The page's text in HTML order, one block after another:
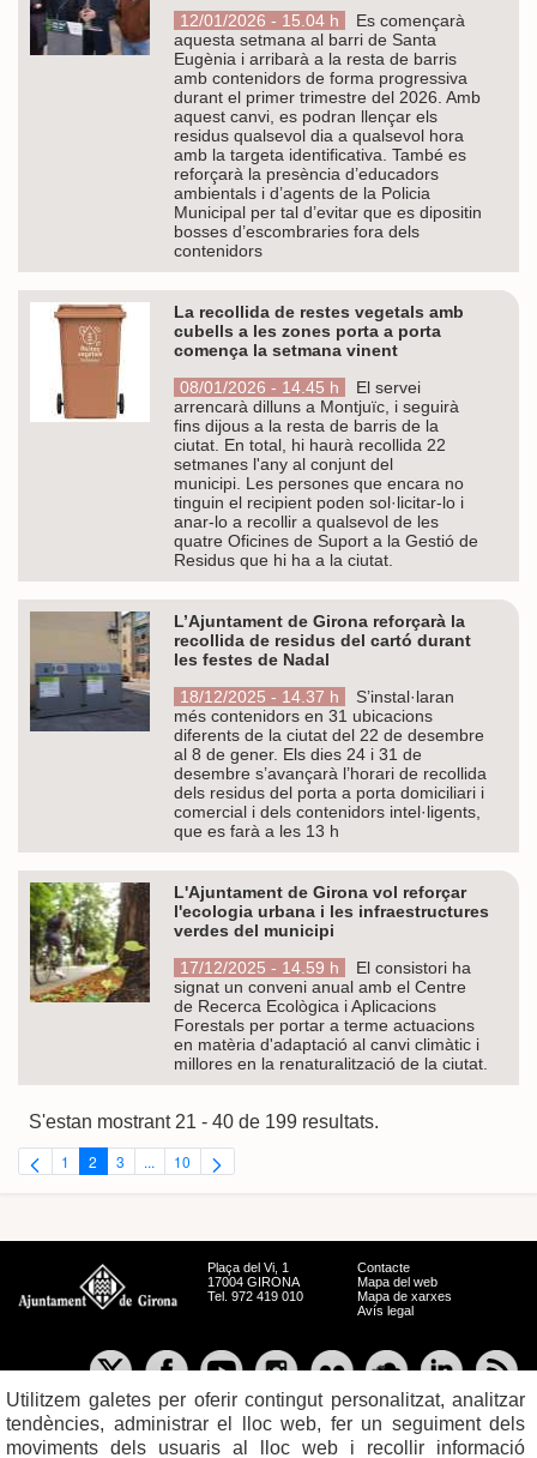
12/01/2026 - 15.04 h
Es començarà
aquesta setmana al barri de Santa
Eugènia i arribarà a la resta de barris
amb contenidors de forma progressiva
durant el primer trimestre del 2026. Amb
aquest canvi, es podran llençar els
residus qualsevol dia a qualsevol hora
amb la targeta identificativa. També es
reforçarà la presència d’educadors
ambientals i d’agents de la Policia
Municipal per tal d’evitar que es dipositin
bosses d’escombraries fora dels
contenidors
La recollida de restes vegetals amb
cubells a les zones porta a porta
comença la setmana vinent
08/01/2026 - 14.45 h
El servei
arrencarà dilluns a Montjuïc, i seguirà
fins dijous a la resta de barris de la
ciutat. En total, hi haurà recollida 22
setmanes l'any al conjunt del
municipi. Les persones que encara no
tinguin el recipient poden sol·licitar-lo i
anar-lo a recollir a qualsevol de les
quatre Oficines de Suport a la Gestió de
Residus que hi ha a la ciutat.
L’Ajuntament de Girona reforçarà la
recollida de residus del cartó durant
les festes de Nadal
18/12/2025 - 14.37 h
S’instal·laran
més contenidors en 31 ubicacions
diferents de la ciutat del 22 de desembre
al 8 de gener. Els dies 24 i 31 de
desembre s’avançarà l’horari de recollida
dels residus del porta a porta domiciliari i
comercial i dels contenidors intel·ligents,
que es farà a les 13 h
L'Ajuntament de Girona vol reforçar
l'ecologia urbana i les infraestructures
verdes del municipi
17/12/2025 - 14.59 h
El consistori ha
signat un conveni anual amb el Centre
de Recerca Ecològica i Aplicacions
Forestals per portar a terme actuacions
en matèria d'adaptació al canvi climàtic i
millores en la renaturalització de la ciutat.
S'estan mostrant 21 - 40 de 199 resultats.
Pàgina
1 Pàgina
2 Pàgina
3 ...Pàgines intermèdies Utilitzeu TAB per navegar.
Pàgina
10
Plaça del Vi, 1
17004 GIRONA
Tel. 972 419 010
Contacte
Mapa del web
Mapa de xarxes
Avís legal
Utilitzem galetes per oferir contingut personalitzat, analitzar
tendències, administrar el lloc web, fer un seguiment dels
moviments dels usuaris al lloc web i recollir informació